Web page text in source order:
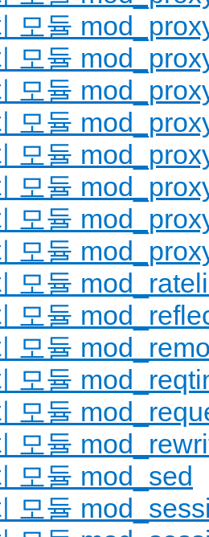
모듈
모듈
모듈
모듈
모듈
모듈
모듈
모듈
모듈
모듈
모듈
모듈
모듈
모듈
모듈 mod_sed
모듈